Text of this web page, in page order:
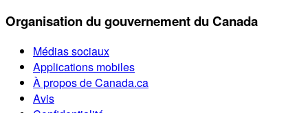
Organisation du gouvernement du Canada
Médias sociaux
Applications mobiles
À propos de Canada.ca
Avis